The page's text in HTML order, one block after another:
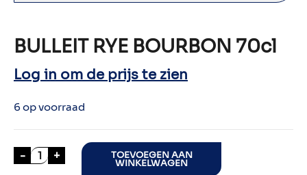
BULLEIT RYE BOURBON 70cl
Log in om de prijs te zien
6 op voorraad
- BULLEIT RYE BOURBON 70cl aantal
+ TOEVOEGEN AAN
WINKELWAGEN